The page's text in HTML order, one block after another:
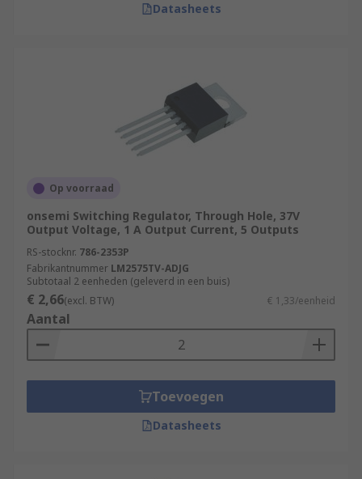
Datasheets
Op voorraad
onsemi Switching Regulator, Through Hole, 37V
Output Voltage, 1 A Output Current, 5 Outputs
RS-stocknr. 786-2353P
Fabrikantnummer LM2575TV-ADJG
Subtotaal 2 eenheden (geleverd in een buis)
€ 2,66(excl. BTW) € 1,33/eenheid
Aantal
Toevoegen
Datasheets